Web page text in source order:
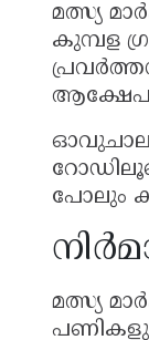
മത്സ്യ
കുമ്പള
പോലും
മത്സ്യ
പണികളും